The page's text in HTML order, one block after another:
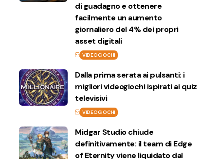
di guadagno e ottenere
facilmente un aumento
giornaliero del 4% dei propri
asset digitali
VIDEOGIOCHI
Dalla prima serata ai pulsanti: i
migliori videogiochi ispirati ai quiz
televisivi
VIDEOGIOCHI
Midgar Studio chiude
definitivamente: il team di Edge
of Eternity viene liquidato dal